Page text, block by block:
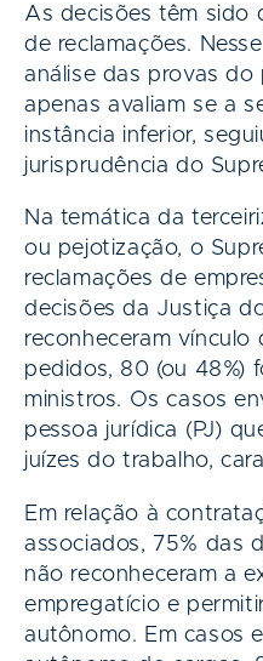
As decisões têm sido
de reclamações.
análise das provas do
apenas avaliam se a
instância inferior,
jurisprudência do
Na temática da
ou pejotização, o
reclamações de
decisões da Justiça
reconheceram vínculo
pedidos, 80 (ou 48%)
ministros. Os casos
pessoa jurídica (PJ)
juízes do trabalho,
Em relação à
associados, 75% das
não reconheceram a
empregatício e
autônomo. Em casos